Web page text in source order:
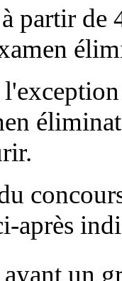
à partir de
après
un